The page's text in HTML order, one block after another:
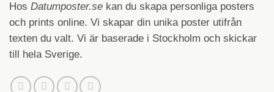
Hos Datumposter.se kan du skapa personliga posters
och prints online. Vi skapar din unika poster utifrån
texten du valt. Vi är baserade i Stockholm och skickar
till hela Sverige.